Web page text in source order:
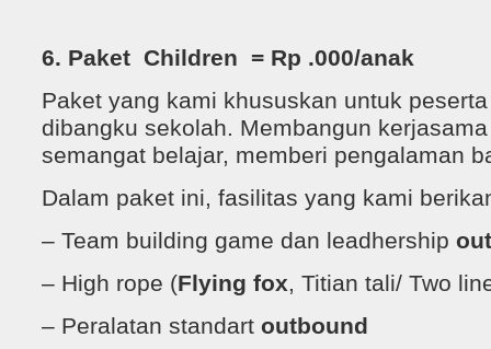
6. Paket Children = Rp .000/anak
Paket yang kami khususkan untuk
dibangku sekolah. Membangun
semangat belajar, memberi pengalaman
Dalam paket ini, fasilitas yang kami
– Team building game dan leadhership
– High rope (Flying fox, Titian tali/ Two
– Peralatan standart outbound